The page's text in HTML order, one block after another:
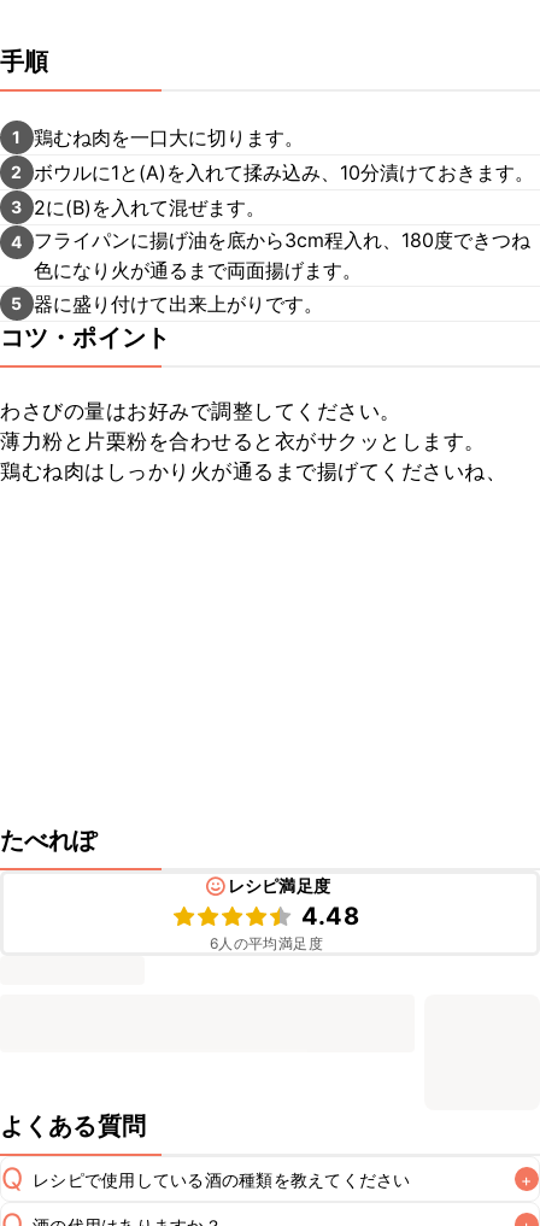
手順
1 鶏むね肉を一口大に切ります。
2 ボウルに1と(A)を入れて揉み込み、10分漬けておきます。
3 2に(B)を入れて混ぜます。
4
フライパンに揚げ油を底から3cm程入れ、180度できつね
色になり火が通るまで両面揚げます。
5 器に盛り付けて出来上がりです。
コツ・ポイント
わさびの量はお好みで調整してください。
薄力粉と片栗粉を合わせると衣がサクッとします。
鶏むね肉はしっかり火が通るまで揚げてくださいね、
たべれぽ
レシピ満足度
4.48
6人の平均満足度
よくある質問
Q レシピで使用している酒の種類を教えてください +